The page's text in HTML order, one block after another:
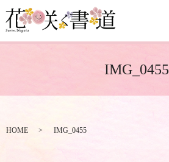
IMG_0455
HOME IMG_0455